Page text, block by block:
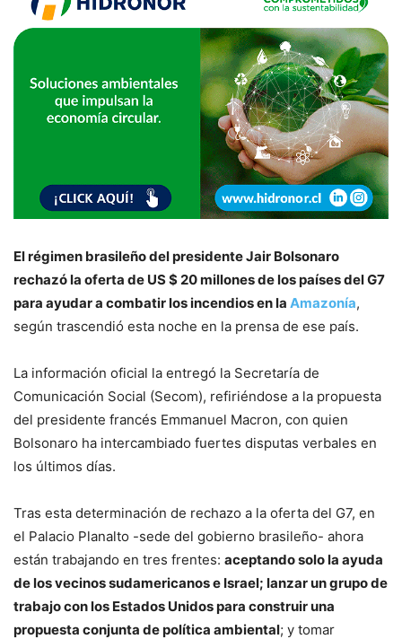
El régimen brasileño del presidente Jair Bolsonaro
rechazó la oferta de US $ 20 millones de los países del G7
para ayudar a combatir los incendios en la Amazonía,
según trascendió esta noche en la prensa de ese país.
La información oficial la entregó la Secretaría de
Comunicación Social (Secom), refiriéndose a la propuesta
del presidente francés Emmanuel Macron, con quien
Bolsonaro ha intercambiado fuertes disputas verbales en
los últimos días.
Tras esta determinación de rechazo a la oferta del G7, en
el Palacio Planalto -sede del gobierno brasileño- ahora
están trabajando en tres frentes: aceptando solo la ayuda
de los vecinos sudamericanos e Israel; lanzar un grupo de
trabajo con los Estados Unidos para construir una
propuesta conjunta de política ambiental; y tomar